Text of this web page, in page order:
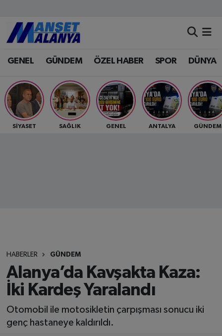
GENEL GÜNDEM ÖZEL HABER SPOR DÜNYA
SİYASET SAĞLIK GENEL ANTALYA GÜNDEM
HABERLER GÜNDEM
Alanya’da Kavşakta Kaza:
İki Kardeş Yaralandı
Otomobil ile motosikletin çarpışması sonucu iki
genç hastaneye kaldırıldı.
Antalya Nöbetçi Eczaneler
Antalya Hava Durumu
Antalya Namaz Vakitleri
Antalya Trafik Yoğunluk Haritası